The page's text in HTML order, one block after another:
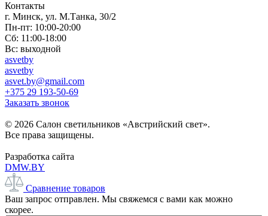
Контакты
г. Минск, ул. М.Танка, 30/2
Пн-пт: 10:00-20:00
Сб: 11:00-18:00
Вс: выходной
asvetby
asvetby
asvet.by@gmail.com
+375 29 193-50-69
Заказать звонок
© 2026 Салон светильников «Австрийский свет».
Все права защищены.
Разработка сайта
DMW.BY
Сравнение товаров
Ваш запрос отправлен. Мы свяжемся с вами как можно
скорее.